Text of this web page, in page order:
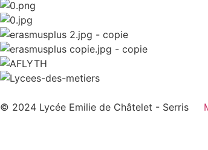
© 2024 Lycée Emilie de Châtelet - Serris